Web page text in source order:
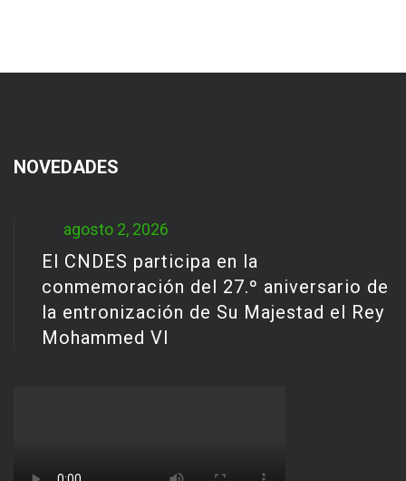
NOVEDADES
agosto 2, 2026
El CNDES participa en la
conmemoración del 27.º aniversario de
la entronización de Su Majestad el Rey
Mohammed VI